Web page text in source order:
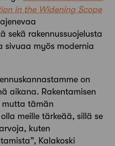
in the Widening Scope
sekä rakennussuojelusta
sivuaa myös modernia
on
aikana. Rakentamisen
mutta tämän
meille tärkeää, sillä se
kuten
Kalakoski